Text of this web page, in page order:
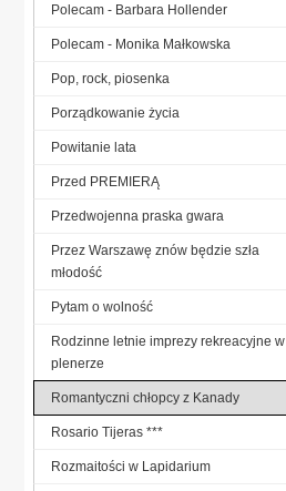
Polecam - Barbara Hollender
Polecam - Monika Małkowska
Pop, rock, piosenka
Porządkowanie życia
Powitanie lata
Przed PREMIERĄ
Przedwojenna praska gwara
Przez Warszawę znów będzie szła
młodość
Pytam o wolność
Rodzinne letnie imprezy rekreacyjne w
plenerze
Romantyczni chłopcy z Kanady
Rosario Tijeras ***
Rozmaitości w Lapidarium